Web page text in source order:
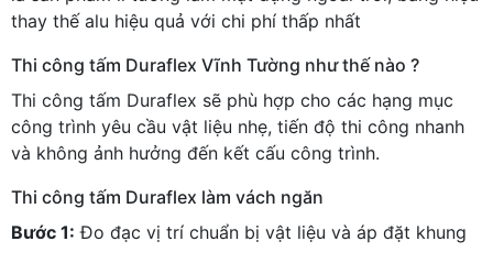
thay thế alu hiệu quả với chi phí thấp nhất
Thi công tấm Duraflex Vĩnh Tường như thế nào ?
Thi công tấm Duraflex sẽ phù hợp cho các hạng mục
công trình yêu cầu vật liệu nhẹ, tiến độ thi công nhanh
và không ảnh hưởng đến kết cấu công trình.
Thi công tấm Duraflex làm vách ngăn
Bước 1: Đo đạc vị trí chuẩn bị vật liệu và áp đặt khung